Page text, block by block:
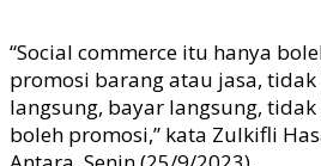
“Social commerce itu hanya
promosi barang atau jasa,
langsung, bayar langsung,
boleh promosi,” kata Zulkifli